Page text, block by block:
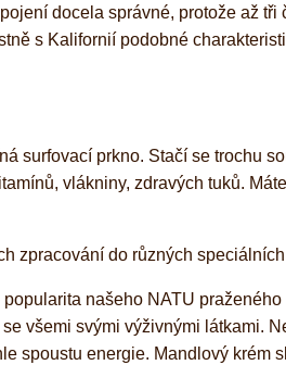
docela správné, protože až
s Kalifornií podobné
surfovací prkno. Stačí se trochu
vlákniny, zdravých tuků.
zpracování do různých
našeho NATU
všemi svými výživnými látkami.
spoustu energie. Mandlový